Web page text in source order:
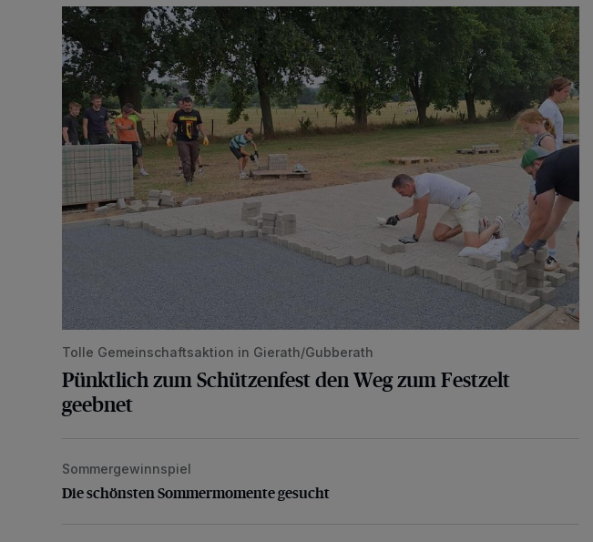
Pünktlich zum Schützenfest den Weg zum Festzelt geebnet
Tolle Gemeinschaftsaktion in Gierath/Gubberath
Pünktlich zum Schützenfest den Weg zum Festzelt
geebnet
Die schönsten Sommermomente gesucht
Sommergewinnspiel
Die schönsten Sommermomente gesucht